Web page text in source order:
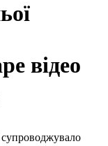
відео